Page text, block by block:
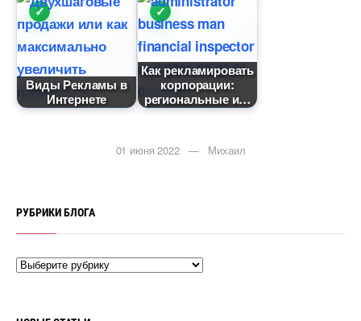
иды Рекламы
Интернете
Как рекламировать
корпорации:
региональные и
01 июня 2022 — Михаил
РУБРИКИ БЛОГА